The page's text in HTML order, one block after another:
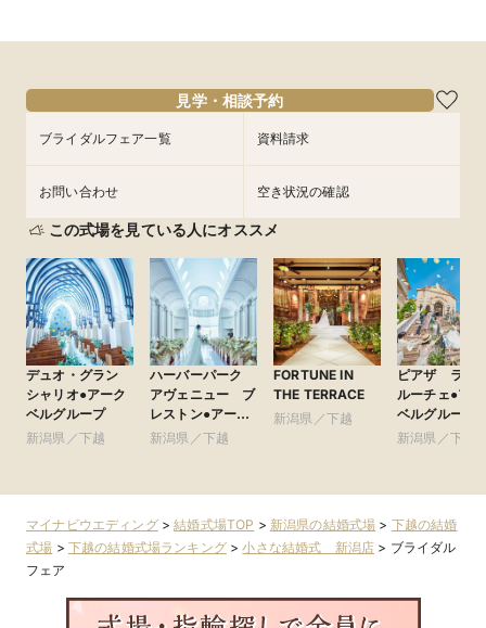
8/29
8/29
8/29
フェアを予約
8/29
見学・相談予約
ブライダルフェア一覧 資料請求
お問い合わせ 空き状況の確認
この式場を見ている人にオススメ
デュオ・グラン
シャリオ●アーク
ベルグループ
新潟県／下越
ハーバーパーク
アヴェニュー ブ
レストン●アーク
ベルグループ
新潟県／下越
FORTUNE IN
THE TERRACE
新潟県／下越
ピアザ ラ
ルーチェ●ア
ベルグループ
新潟県／下越
マイナビウエディング>結婚式場TOP > 新潟県の結婚式場 > 下越の結婚
式場 > 下越の結婚式場ランキング>小さな結婚式 新潟店 > ブライダル
フェア